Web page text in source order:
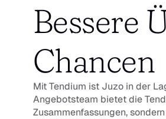
Bessere
Chancen
Mit Tendium ist Juzo in der
Angebotsteam bietet die
Zusammenfassungen,